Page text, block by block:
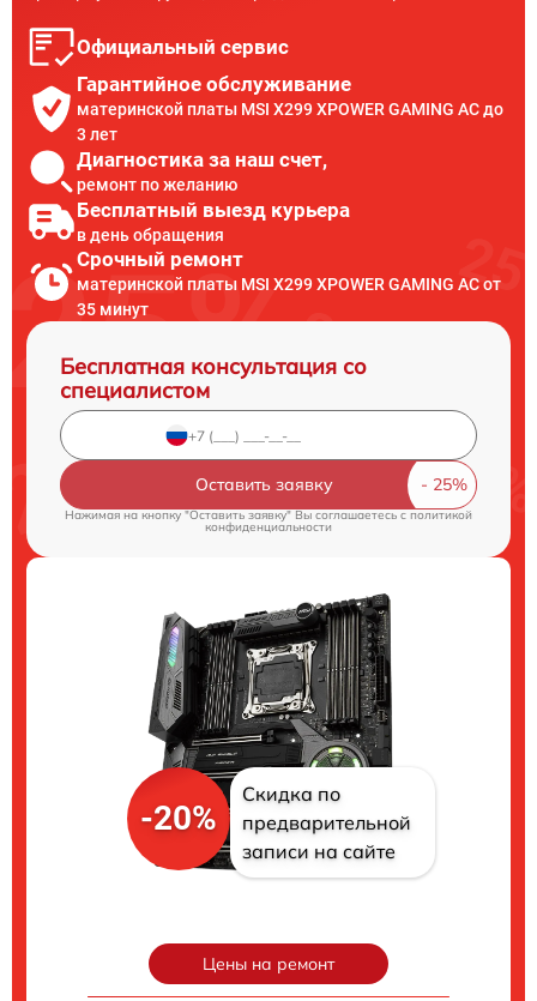
Официальный сервис
Гарантийное обслуживание
материнской платы MSI X299 XPOWER GAMING AC до
3 лет
Диагностика за наш счет,
ремонт по желанию
Бесплатный выезд курьера
в день обращения
Срочный ремонт
материнской платы MSI X299 XPOWER GAMING AC от
35 минут
Бесплатная консультация со
специалистом
Оставить заявку
Нажимая на кнопку "Оставить заявку" Вы соглашаетесь cполитикой
конфиденциальности
-20%
Скидка по
предварительной
записи на сайте
Цены на ремонт